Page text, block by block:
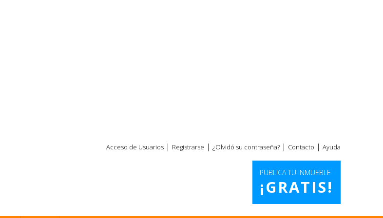
Acceso de Usuarios | Registrarse | ¿Olvidó su contraseña? | Contacto | Ayuda
PUBLICA TU INMUEBLE
¡GRATIS!